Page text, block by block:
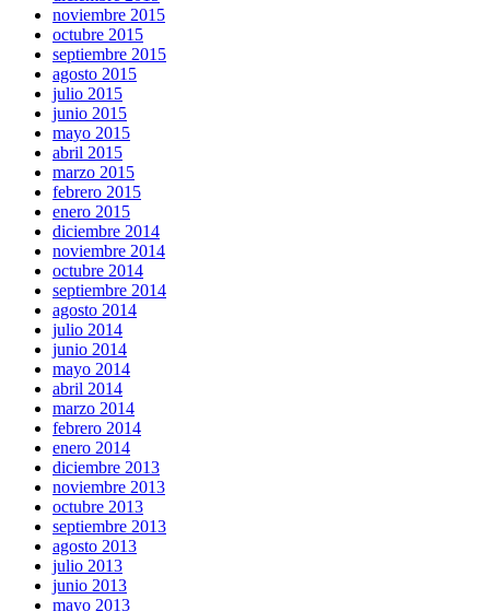
noviembre 2015
octubre 2015
septiembre 2015
agosto 2015
julio 2015
junio 2015
mayo 2015
abril 2015
marzo 2015
febrero 2015
enero 2015
diciembre 2014
noviembre 2014
octubre 2014
septiembre 2014
agosto 2014
julio 2014
junio 2014
mayo 2014
abril 2014
marzo 2014
febrero 2014
enero 2014
diciembre 2013
noviembre 2013
octubre 2013
septiembre 2013
agosto 2013
julio 2013
junio 2013
mayo 2013